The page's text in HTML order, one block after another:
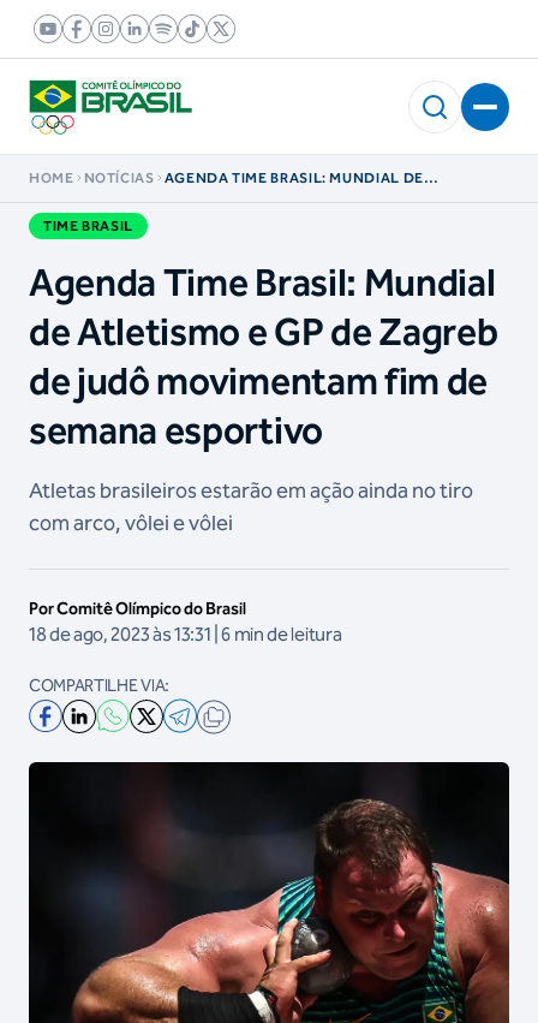
HOME NOTÍCIAS
AGENDA TIME BRASIL: MUNDIAL DE
TIME BRASIL
Agenda Time Brasil: Mundial
de Atletismo e GP de Zagreb
de judô movimentam fim de
semana esportivo
Atletas brasileiros estarão em ação ainda no tiro
com arco, vôlei e vôlei
Por Comitê Olímpico do Brasil
18 de ago, 2023 às 13:31 | 6 min de leitura
COMPARTILHE VIA: